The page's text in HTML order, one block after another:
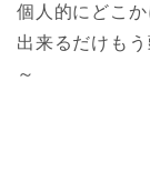
個人的にどこ
出来るだけも
～